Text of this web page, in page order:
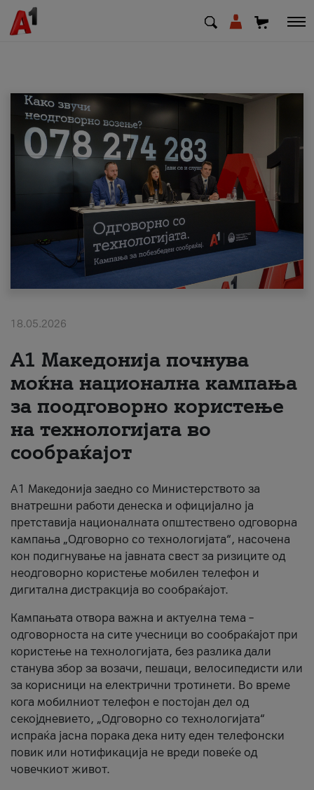
МК EN SQ
Деловни
Поддршка
Надополни кредит
#ПодобарОнлајн
18.05.2026
A1 Македонија почнува
моќна национална кампања
за поодговорно користење
на технологијата во
сообраќајот
A1 Македонија заедно со Министерството за
внатрешни работи денеска и официјално ја
претставија националната општествено одговорна
кампања „Одговорно со технологијата“, насочена
кон подигнување на јавната свест за ризиците од
неодговорно користење мобилен телефон и
дигитална дистракција во сообраќајот.
Кампањата отвора важна и актуелна тема –
одговорноста на сите учесници во сообраќајот при
користење на технологијата, без разлика дали
станува збор за возачи, пешаци, велосипедисти или
за корисници на електрични тротинети. Во време
кога мобилниот телефон е постојан дел од
секојдневието, „Одговорно со технологијата“
испраќа јасна порака дека ниту еден телефонски
повик или нотификација не вреди повеќе од
човечкиот живот.